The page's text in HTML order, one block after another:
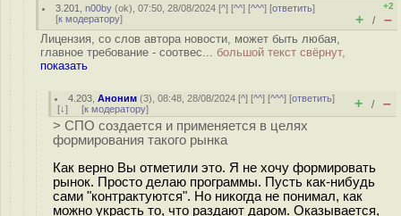
3.201 ,n00by (ok), 07:50, 28/08/2024 [^] [^^] [^^^] [ответить]
[к модератору]
+2
+ / –
Лицензия, со слов автора новости, может быть любая,
главное требование - соотвес... большой текст свёрнут,
показать
4.203 ,Аноним (3), 08:48, 28/08/2024 [^] [^^] [^^^] [ответить]
[↓] [к модератору] + / –
> СПО создается и применяется в целях
формирования такого рынка
Как верно Вы отметили это. Я не хочу формировать
рынок. Просто делаю программы. Пусть как-нибудь
сами "контрактуются". Но никогда не понимал, как
можно украсть то, что раздают даром. Оказывается,